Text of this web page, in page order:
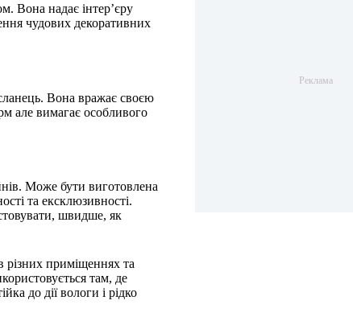
Вона надає інтер’єру
чудових декоративних
Вона вражає своєю
але вимагає особливого
Може бути виготовлена
та ексклюзивності.
швидше, як
різних приміщеннях та
там, де
до дії вологи і рідко